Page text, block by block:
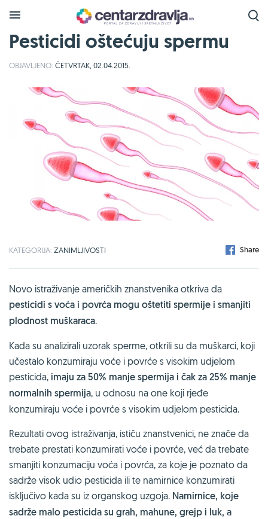
Pesticidi oštećuju spermu
OBJAVLJENO: ČETVRTAK, 02.04.2015.
KATEGORIJA: ZANIMLJIVOSTI Share
Novo istraživanje američkih znanstvenika otkriva da
pesticidi s voća i povrća mogu oštetiti spermije i smanjiti
plodnost muškaraca.
Kada su analizirali uzorak sperme, otkrili su da muškarci, koji
učestalo konzumiraju voće i povrće s visokim udjelom
pesticida, imaju za 50% manje spermija i čak za 25% manje
normalnih spermija, u odnosu na one koji rjeđe
konzumiraju voće i povrće s visokim udjelom pesticida.
Rezultati ovog istraživanja, ističu znanstvenici, ne znače da
trebate prestati konzumirati voće i povrće, već da trebate
smanjiti konzumaciju voća i povrća, za koje je poznato da
sadrže visok udio pesticida ili te namirnice konzumirati
isključivo kada su iz organskog uzgoja. Namirnice, koje
sadrže malo pesticida su grah, mahune, grejp i luk, a